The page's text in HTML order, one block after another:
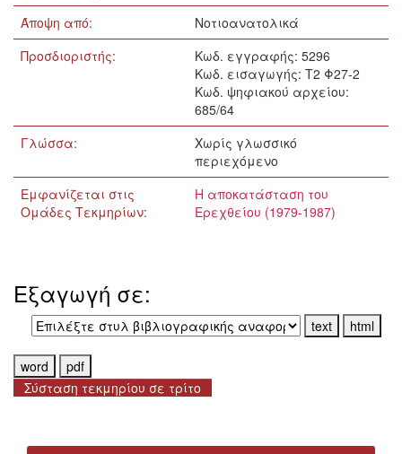
Άποψη από:
Νοτιοανατολικά
Προσδιοριστής:
Κωδ. εγγραφής: 5296
Κωδ. εισαγωγής: Τ2 Φ27-2
Κωδ. ψηφιακού αρχείου:
685/64
Γλώσσα:
Xωρίς γλωσσικό
περιεχόμενο
Εμφανίζεται στις
Ομάδες Τεκμηρίων:
Η αποκατάσταση του
Ερεχθείου (1979-1987)
Εξαγωγή σε:
Σύσταση τεκμηρίου σε τρίτο